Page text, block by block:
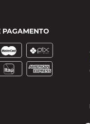
PAGAMENTO